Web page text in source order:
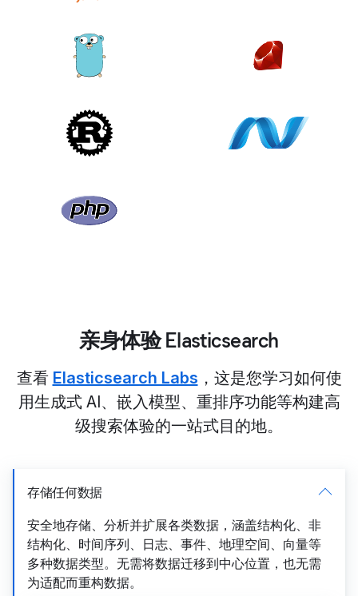
亲身体验 Elasticsearch
查看 Elasticsearch Labs ，这是您学习如何使
用生成式 AI、嵌入模型、重排序功能等构建高
级搜索体验的一站式目的地。
存储任何数据
安全地存储、分析并扩展各类数据，涵盖结构化、非
结构化、时间序列、日志、事件、地理空间、向量等
多种数据类型。无需将数据迁移到中心位置，也无需
为适配而重构数据。